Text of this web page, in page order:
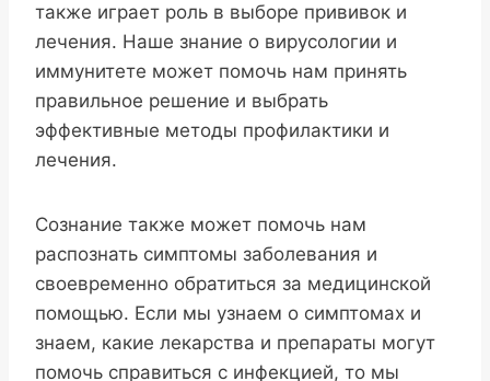
также играет роль в выборе прививок и
лечения. Наше знание о вирусологии и
иммунитете может помочь нам принять
правильное решение и выбрать
эффективные методы профилактики и
лечения.
Сознание также может помочь нам
распознать симптомы заболевания и
своевременно обратиться за медицинской
помощью. Если мы узнаем о симптомах и
знаем, какие лекарства и препараты могут
помочь справиться с инфекцией, то мы